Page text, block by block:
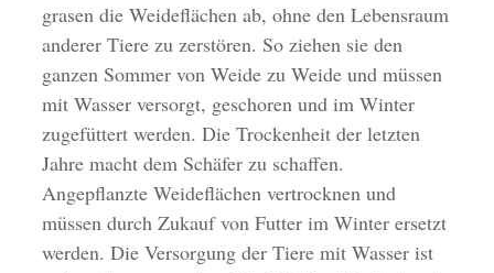
grasen die Weideflächen ab, ohne den Lebensraum
anderer Tiere zu zerstören. So ziehen sie den
ganzen Sommer von Weide zu Weide und müssen
mit Wasser versorgt, geschoren und im Winter
zugefüttert werden. Die Trockenheit der letzten
Jahre macht dem Schäfer zu schaffen.
Angepflanzte Weideflächen vertrocknen und
müssen durch Zukauf von Futter im Winter ersetzt
werden. Die Versorgung der Tiere mit Wasser ist